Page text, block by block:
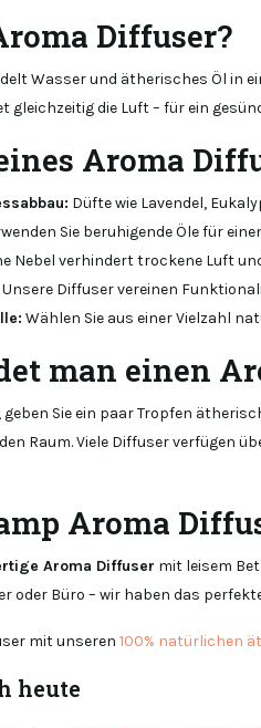
Diffuser?
Wasser und ätherisches Öl in
gleichzeitig die Luft – für ein
Aroma
Düfte wie Lavendel,
Sie beruhigende Öle für
Nebel verhindert trockene Luft
Unsere Diffuser vereinen
Wählen Sie aus einer Vielzahl
man einen
Sie ein paar Tropfen
Raum. Viele Diffuser verfügen
Aroma
Aroma Diffuser mit leisem
oder Büro – wir haben das
mit unseren 100% natürlichen
heute